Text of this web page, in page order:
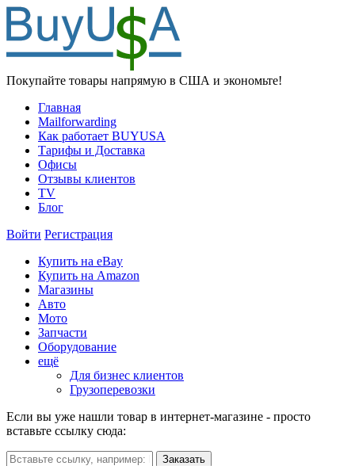
Покупайте товары напрямую в США и экономьте!
Главная
Mailforwarding
Как работает BUYUSA
Тарифы и Доставка
Офисы
Отзывы клиентов
TV
Блог
Войти Регистрация
Купить на eBay
Купить на Amazon
Магазины
Авто
Мото
Запчасти
Оборудование
ещё
Для бизнес клиентов
Грузоперевозки
Если вы уже нашли товар в интернет-магазине - просто
вставьте ссылку сюда: